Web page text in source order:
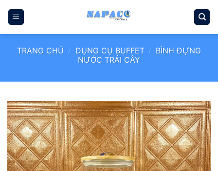
qua
TRANG CHỦ / DỤNG CỤ BUFFET / BÌNH ĐỰNG
NƯỚC TRÁI CÂY